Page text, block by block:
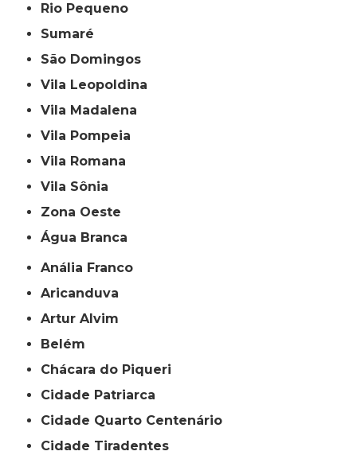
Rio Pequeno
Sumaré
São Domingos
Vila Leopoldina
Vila Madalena
Vila Pompeia
Vila Romana
Vila Sônia
Zona Oeste
Água Branca
Anália Franco
Aricanduva
Artur Alvim
Belém
Chácara do Piqueri
Cidade Patriarca
Cidade Quarto Centenário
Cidade Tiradentes